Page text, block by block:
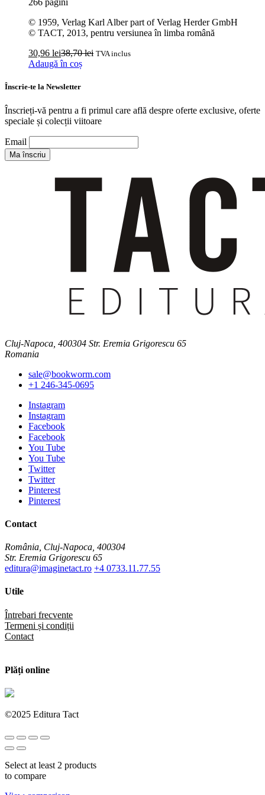
266 pagini
© 1959, Verlag Karl Alber part of Verlag Herder GmbH
© TACT, 2013, pentru versiunea în limba română
30,96 lei38,70lei TVA inclus
Adaugă în coș
Înscrie-te la Newsletter
Înscrieți-vă pentru a fi primul care află despre oferte exclusive, oferte
speciale și colecții viitoare
Email
Cluj-Napoca, 400304 Str. Eremia Grigorescu 65
Romania
sale@bookworm.com
+1 246-345-0695
Instagram
Instagram
Facebook
Facebook
You Tube
You Tube
Twitter
Twitter
Pinterest
Pinterest
Contact
România, Cluj-Napoca, 400304
Str. Eremia Grigorescu 65
editura@imaginetact.ro +4 0733.11.77.55
Utile
Întrebari frecvente
Termeni și condiții
Contact
Plăți online
©2025 Editura Tact
Select at least 2 products
to compare